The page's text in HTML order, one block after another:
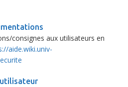
consignes aux utilisateurs en
aide.wiki.univ-